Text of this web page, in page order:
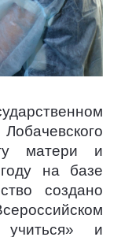
матери и
на базе
создано
и